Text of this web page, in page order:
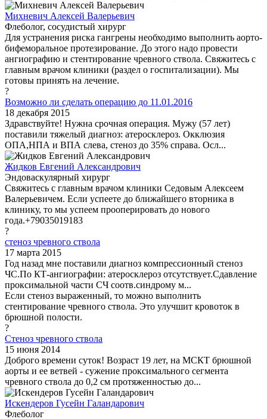
Михневич Алексей Валерьевич
Флеболог, сосудистый хирург
Для устранения риска гангрены необходимо выполнить аорто-
бифеморальное протезирование. До этого надо провести
ангиографию и стентирование чревного ствола. Свяжитесь с
главным врачом клиники (раздел о госпитализации). Мы
готовы принять на лечение.
?
Возможно ли сделать операцию до 11.01.2016
18 декабря 2015
Здравствуйте! Нужна срочная операция. Мужу (57 лет)
поставили тяжелый диагноз: атеросклероз. Окклюзия
ОПА,НПА и ВПА слева, стеноз до 35% справа. Осл...
Жидков Евгений Александрович
Эндоваскулярный хирург
Свяжитесь с главным врачом клиники Седовым Алексеем
Валерьевичем. Если успеете до ближайшего вторника в
клинику, то мы успеем прооперировать до нового
года.+79035019183
?
стеноз чревного ствола
17 марта 2015
Год назад мне поставили диагноз компрессионный стеноз
ЧС.По КТ-ангиографии: атеросклероз отсутствует.Сдавление
проксимальной части СЧ соотв.синдрому м...
Если стеноз выраженный, то можно выполнить
стентирование чревного ствола. Это улучшит кровоток в
брюшной полости.
?
Стеноз чревного ствола
15 июня 2014
Доброго времени суток! Возраст 19 лет, на МСКТ брюшной
аорты и ее ветвей - сужение проксимального сегмента
чревного ствола до 0,2 см протяженностью до...
Искендеров Гусейн Галандарович
Флеболог